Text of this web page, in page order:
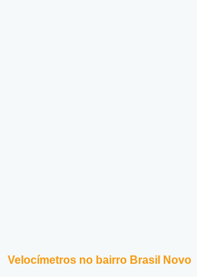
Velocímetros no bairro Brasil Novo